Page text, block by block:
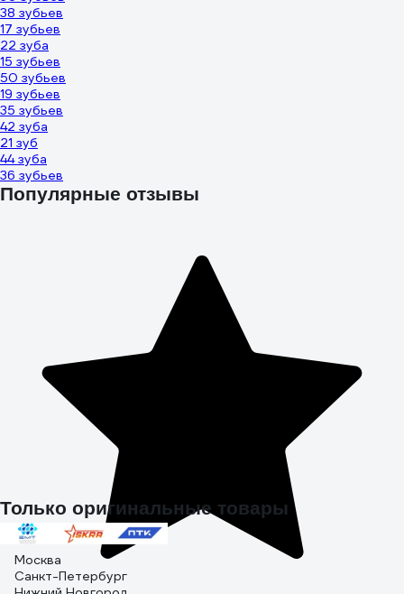
38 зубьев
17 зубьев
22 зуба
15 зубьев
50 зубьев
19 зубьев
35 зубьев
42 зуба
21 зуб
44 зуба
36 зубьев
Популярные отзывы
Только оригинальные товары
Москва
Санкт-Петербург